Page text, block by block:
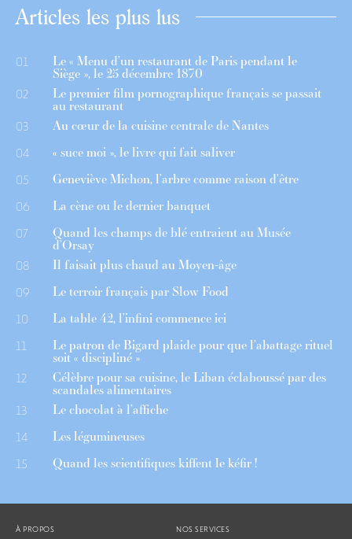
Articles les plus lus
01 Le « Menu d’un restaurant de Paris pendant le
Siège », le 25 décembre 1870
02 Le premier film pornographique français se passait
au restaurant
03 Au cœur de la cuisine centrale de Nantes
04 « suce moi », le livre qui fait saliver
05 Geneviève Michon, l’arbre comme raison d’être
06 La cène ou le dernier banquet
07 Quand les champs de blé entraient au Musée
d’Orsay
08 Il faisait plus chaud au Moyen-âge
09 Le terroir français par Slow Food
10 La table 42, l’infini commence ici
11 Le patron de Bigard plaide pour que l’abattage rituel
soit « discipliné »
12 Célèbre pour sa cuisine, le Liban éclaboussé par des
scandales alimentaires
13 Le chocolat à l’affiche
14 Les légumineuses
15 Quand les scientifiques kiffent le kéfir !
À PROPOS NOS SERVICES